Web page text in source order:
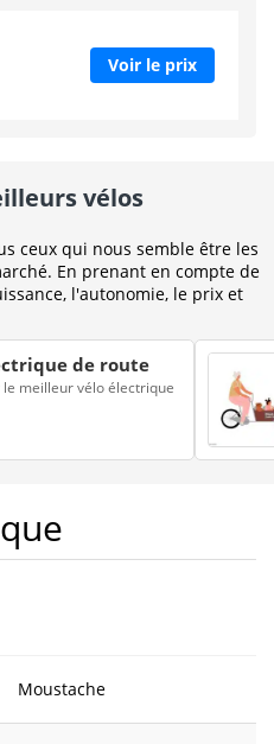
Voir le prix
vélos
ceux qui nous semble être les
En prenant en compte de
l'autonomie, le prix et
de route
meilleur vélo électrique
Moustache